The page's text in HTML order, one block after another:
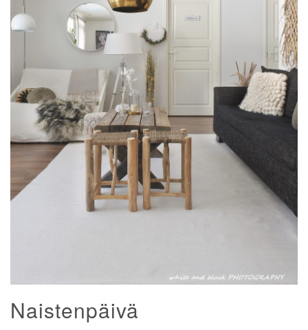
Naistenpäivä